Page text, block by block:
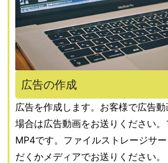
広告の作成
広告を作成します。お客様で広告
場合は広告動画をお送りください
MP4です。ファイルストレージサ
だくかメディアでお送りください。